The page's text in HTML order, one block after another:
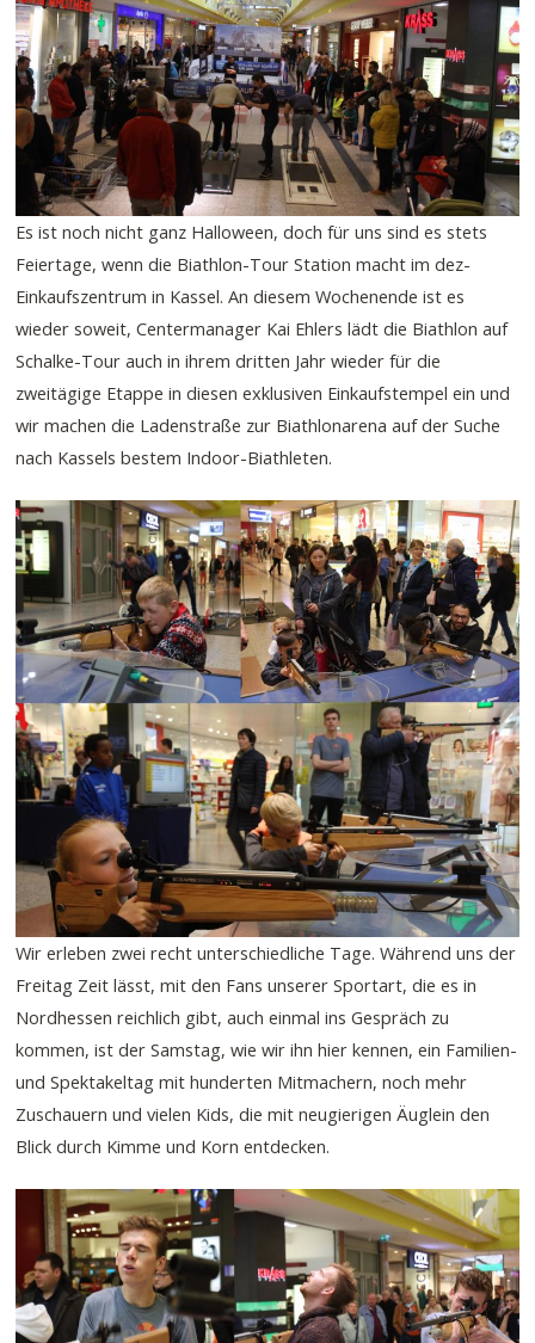
Es ist noch nicht ganz Halloween, doch für uns sind es stets
Feiertage, wenn die Biathlon-Tour Station macht im dez-
Einkaufszentrum in Kassel. An diesem Wochenende ist es
wieder soweit, Centermanager Kai Ehlers lädt die Biathlon auf
Schalke-Tour auch in ihrem dritten Jahr wieder für die
zweitägige Etappe in diesen exklusiven Einkaufstempel ein und
wir machen die Ladenstraße zur Biathlonarena auf der Suche
nach Kassels bestem Indoor-Biathleten.
Wir erleben zwei recht unterschiedliche Tage. Während uns der
Freitag Zeit lässt, mit den Fans unserer Sportart, die es in
Nordhessen reichlich gibt, auch einmal ins Gespräch zu
kommen, ist der Samstag, wie wir ihn hier kennen, ein Familien-
und Spektakeltag mit hunderten Mitmachern, noch mehr
Zuschauern und vielen Kids, die mit neugierigen Äuglein den
Blick durch Kimme und Korn entdecken.